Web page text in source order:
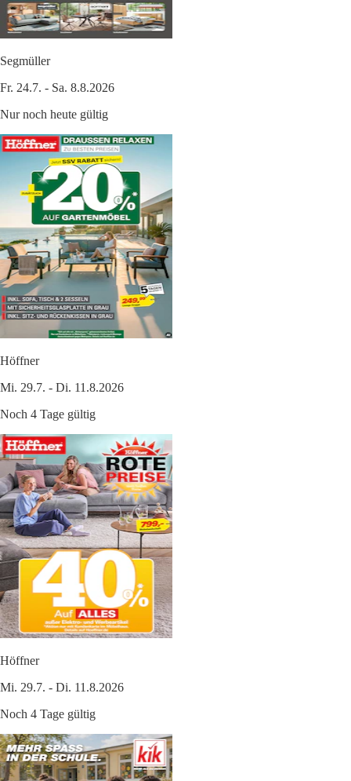
Segmüller
Fr. 24.7. - Sa. 8.8.2026
Nur noch heute gültig
Höffner
Mi. 29.7. - Di. 11.8.2026
Noch 4 Tage gültig
Höffner
Mi. 29.7. - Di. 11.8.2026
Noch 4 Tage gültig